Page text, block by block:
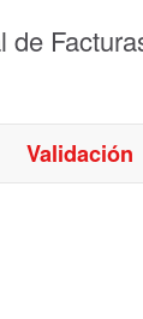
de
Validación